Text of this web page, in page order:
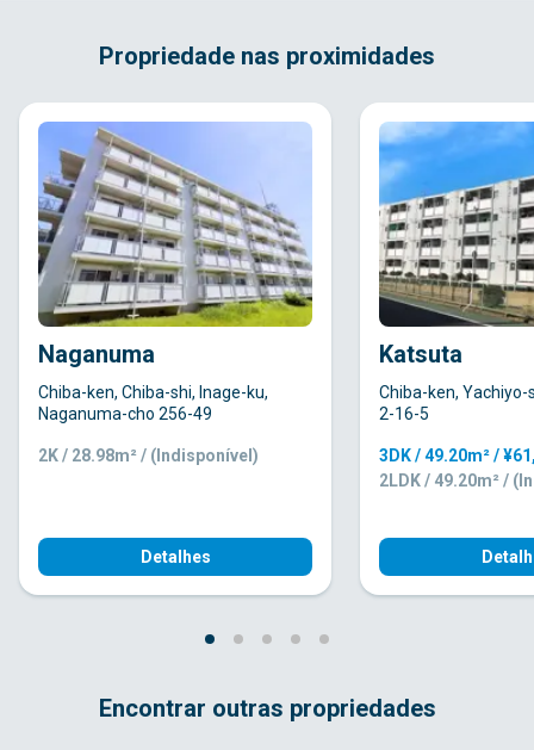
Propriedade nas proximidades
Naganuma
Chiba-ken, Chiba-shi, Inage-ku,
Naganuma-cho 256-49
2K / 28.98m² / (Indisponível)
Detalhes
Katsuta
Chiba-ken,
2-16-5
3DK / 49.20m² /
2LDK / 49.20m² /
Encontrar outras propriedades